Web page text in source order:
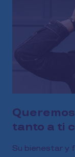
tanto a ti
Su bienestar y